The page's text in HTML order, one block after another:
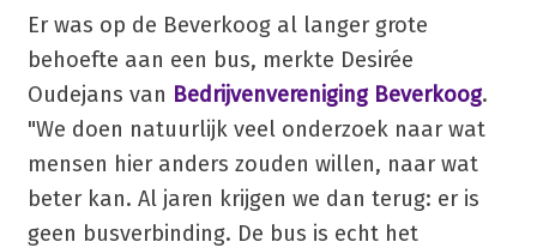
Er was op de Beverkoog al langer grote
behoefte aan een bus, merkte Desirée
Oudejans van Bedrijvenvereniging Beverkoog.
"We doen natuurlijk veel onderzoek naar wat
mensen hier anders zouden willen, naar wat
beter kan. Al jaren krijgen we dan terug: er is
geen busverbinding. De bus is echt het